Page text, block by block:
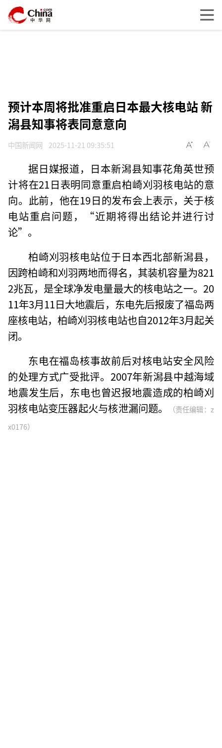
预计本周将批准重启日本最大核电站 新
潟县知事将表同意意向
中国新闻网 2025-11-21 09:35:51
据日媒报道，日本新潟县知事花角英世预
计将在21日表明同意重启柏崎刈羽核电站的意
向。此前，他在19日的发布会上表示，关于核
电站重启问题，“近期将得出结论并进行讨
论”。
柏崎刈羽核电站位于日本西北部新潟县，
因跨柏崎和刈羽两地而得名，其装机容量为821
2兆瓦，是全球净发电量最大的核电站之一。20
11年3月11日大地震后，东电先后报废了福岛两
座核电站，柏崎刈羽核电站也自2012年3月起关
闭。
东电在福岛核事故前后对核电站安全风险
的处理方式广受批评。2007年新潟县中越海域
地震发生后，东电也曾迟报地震造成的柏崎刈
羽核电站变压器起火与核泄漏问题。
（责任编辑：z
x0176）